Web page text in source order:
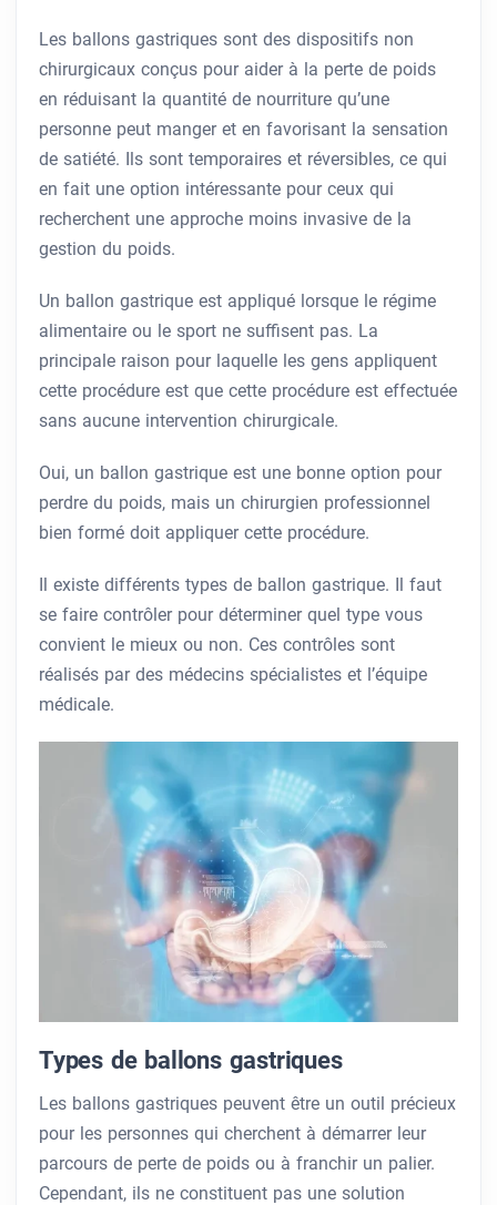
Les ballons gastriques sont des dispositifs non
chirurgicaux conçus pour aider à la perte de poids
en réduisant la quantité de nourriture qu’une
personne peut manger et en favorisant la sensation
de satiété. Ils sont temporaires et réversibles, ce qui
en fait une option intéressante pour ceux qui
recherchent une approche moins invasive de la
gestion du poids.
Un ballon gastrique est appliqué lorsque le régime
alimentaire ou le sport ne suffisent pas. La
principale raison pour laquelle les gens appliquent
cette procédure est que cette procédure est effectuée
sans aucune intervention chirurgicale.
Oui, un ballon gastrique est une bonne option pour
perdre du poids, mais un chirurgien professionnel
bien formé doit appliquer cette procédure.
Il existe différents types de ballon gastrique. Il faut
se faire contrôler pour déterminer quel type vous
convient le mieux ou non. Ces contrôles sont
réalisés par des médecins spécialistes et l’équipe
médicale.
Types de ballons gastriques
Les ballons gastriques peuvent être un outil précieux
pour les personnes qui cherchent à démarrer leur
parcours de perte de poids ou à franchir un palier.
Cependant, ils ne constituent pas une solution